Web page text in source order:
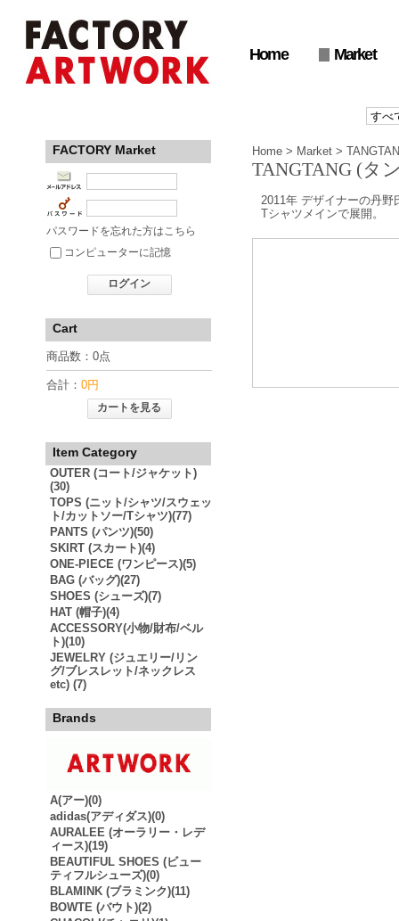
Home Market
FACTORY Market
パスワードを忘れた方はこちら
コンピューターに記憶
ログイン
Cart
商品数：0点
合計： 0円
カートを見る
Item Category
OUTER (コート/ジャケット)
(30)
TOPS (ニット/シャツ/スウェッ
ト/カットソー/Tシャツ)(77)
PANTS (パンツ)(50)
SKIRT (スカート)(4)
ONE-PIECE (ワンピース)(5)
BAG (バッグ)(27)
SHOES (シューズ)(7)
HAT (帽子)(4)
ACCESSORY(小物/財布/ベル
ト)(10)
JEWELRY (ジュエリー/リン
グ/ブレスレット/ネックレス
etc) (7)
Brands
A(アー)(0)
adidas(アディダス)(0)
AURALEE (オーラリー・レデ
ィース)(19)
BEAUTIFUL SHOES (ビュー
ティフルシューズ)(0)
BLAMINK (ブラミンク)(11)
BOWTE (バウト)(2)
Home > Market >
TANGTANG (タ
2011年 デザイナーの丹
Tシャツメインで展開。